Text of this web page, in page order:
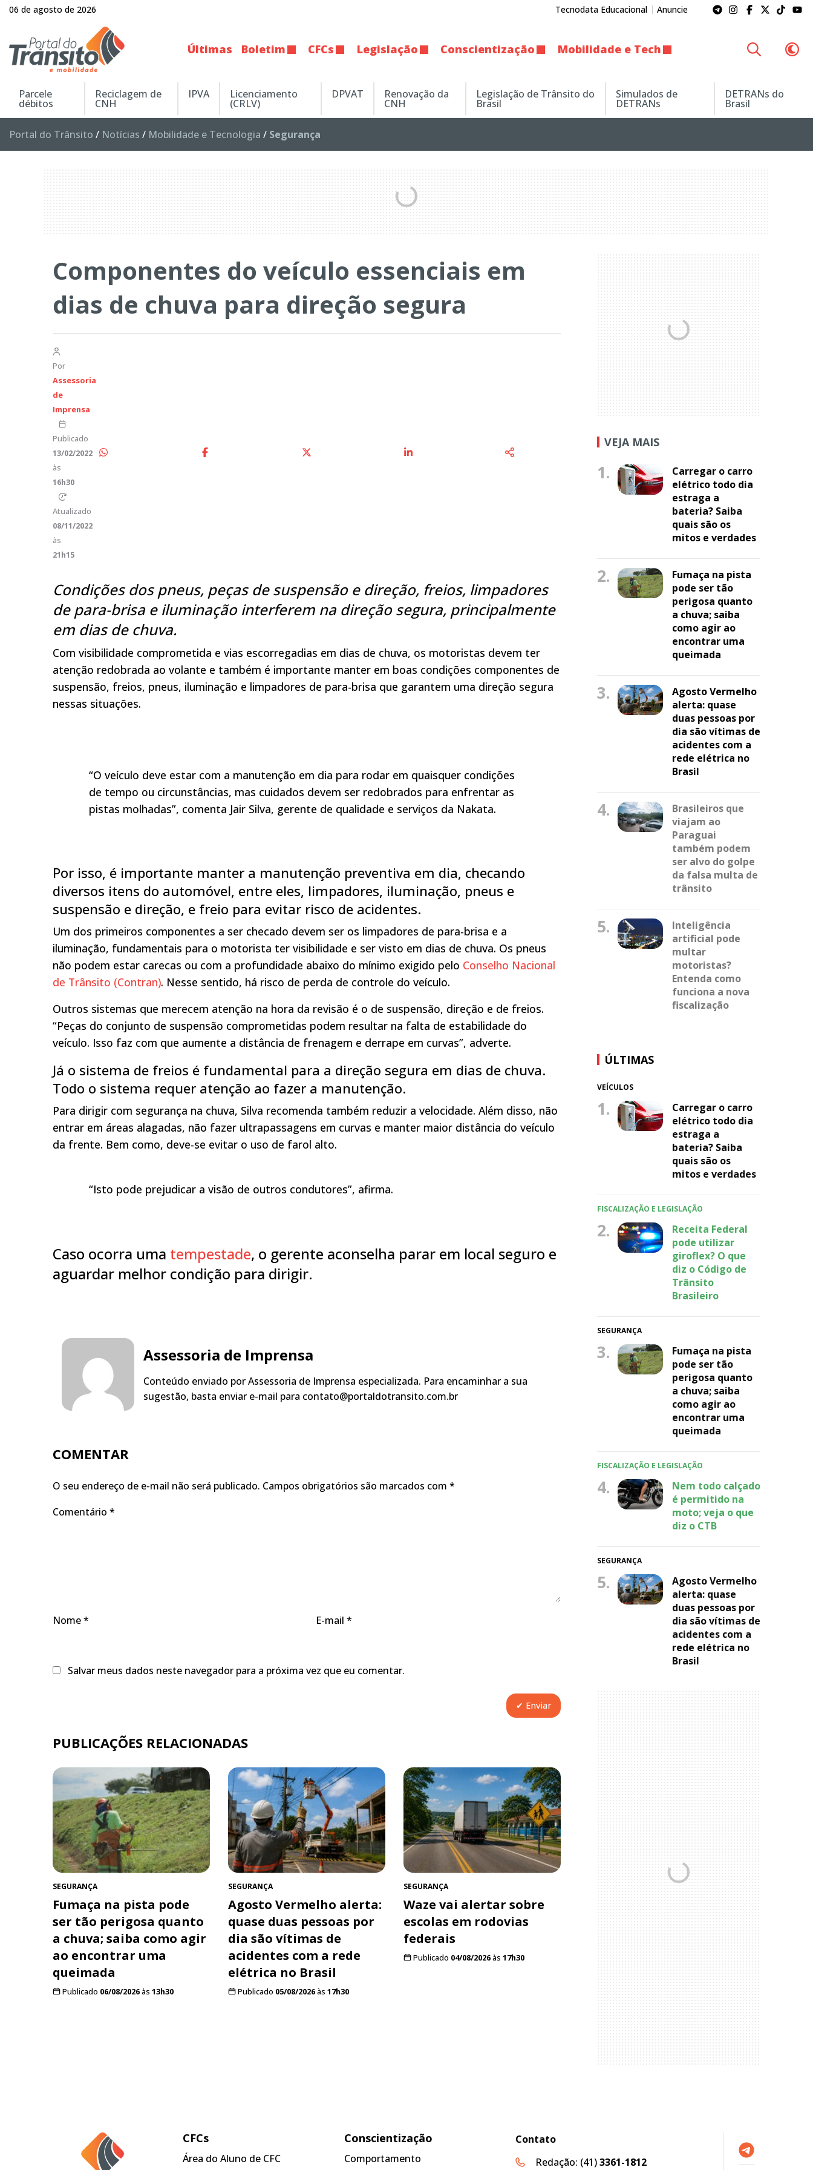
06 de agosto de 2026 Tecnodata Educacional Anuncie
Últimas Boletim CFCs Legislação Conscientização Mobilidade e Tech
Parcele
débitos
Reciclagem de
CNH
IPVA Licenciamento
(CRLV)
DPVAT Renovação da
CNH
Legislação de Trânsito do
Brasil
Simulados de
DETRANs
DETRANs do
Brasil
Portal do Trânsito / Notícias / Mobilidade e Tecnologia / Segurança
Componentes do veículo essenciais em
dias de chuva para direção segura
Por
Assessoria
de
Imprensa
Publicado
13/02/2022
às
16h30
Atualizado
08/11/2022
às
21h15
Condições dos pneus, peças de suspensão e direção, freios, limpadores
de para-brisa e iluminação interferem na direção segura, principalmente
em dias de chuva.
Com visibilidade comprometida e vias escorregadias em dias de chuva, os motoristas devem ter
atenção redobrada ao volante e também é importante manter em boas condições componentes de
suspensão, freios, pneus, iluminação e limpadores de para-brisa que garantem uma direção segura
nessas situações.
“O veículo deve estar com a manutenção em dia para rodar em quaisquer condições
de tempo ou circunstâncias, mas cuidados devem ser redobrados para enfrentar as
pistas molhadas”, comenta Jair Silva, gerente de qualidade e serviços da Nakata.
Por isso, é importante manter a manutenção preventiva em dia, checando
diversos itens do automóvel, entre eles, limpadores, iluminação, pneus e
suspensão e direção, e freio para evitar risco de acidentes.
Um dos primeiros componentes a ser checado devem ser os limpadores de para-brisa e a
iluminação, fundamentais para o motorista ter visibilidade e ser visto em dias de chuva. Os pneus
não podem estar carecas ou com a profundidade abaixo do mínimo exigido pelo Conselho Nacional
de Trânsito (Contran). Nesse sentido, há risco de perda de controle do veículo.
Outros sistemas que merecem atenção na hora da revisão é o de suspensão, direção e de freios.
“Peças do conjunto de suspensão comprometidas podem resultar na falta de estabilidade do
veículo. Isso faz com que aumente a distância de frenagem e derrape em curvas”, adverte.
Já o sistema de freios é fundamental para a direção segura em dias de chuva.
Todo o sistema requer atenção ao fazer a manutenção.
Para dirigir com segurança na chuva, Silva recomenda também reduzir a velocidade. Além disso, não
entrar em áreas alagadas, não fazer ultrapassagens em curvas e manter maior distância do veículo
da frente. Bem como, deve-se evitar o uso de farol alto.
“Isto pode prejudicar a visão de outros condutores”, afirma.
Caso ocorra uma tempestade, o gerente aconselha parar em local seguro e
aguardar melhor condição para dirigir.
Assessoria de Imprensa
Conteúdo enviado por Assessoria de Imprensa especializada. Para encaminhar a sua
sugestão, basta enviar e-mail para contato@portaldotransito.com.br
COMENTAR
O seu endereço de e-mail não será publicado. Campos obrigatórios são marcados com *
Comentário *
Nome* E-mail *
Salvar meus dados neste navegador para a próxima vez que eu comentar.
PUBLICAÇÕES RELACIONADAS
SEGURANÇA
Fumaça na pista pode
ser tão perigosa quanto
a chuva; saiba como agir
ao encontrar uma
queimada
Publicado 06/08/2026às 13h30
SEGURANÇA
Agosto Vermelho alerta:
quase duas pessoas por
dia são vítimas de
acidentes com a rede
elétrica no Brasil
Publicado 05/08/2026às 17h30
SEGURANÇA
Waze vai alertar sobre
escolas em rodovias
federais
Publicado 04/08/2026às 17h30
VEJA MAIS
1.
Carregar o carro
elétrico todo dia
estraga a
bateria? Saiba
quais são os
mitos e verdades
2.
Fumaça na pista
pode ser tão
perigosa quanto
a chuva; saiba
como agir ao
encontrar uma
queimada
3.
Agosto Vermelho
alerta: quase
duas pessoas por
dia são vítimas de
acidentes com a
rede elétrica no
Brasil
4.
Brasileiros que
viajam ao
Paraguai
também podem
ser alvo do golpe
da falsa multa de
trânsito
5.
Inteligência
artificial pode
multar
motoristas?
Entenda como
funciona a nova
fiscalização
ÚLTIMAS
VEÍCULOS
1.
Carregar o carro
elétrico todo dia
estraga a
bateria? Saiba
quais são os
mitos e verdades
FISCALIZAÇÃO E LEGISLAÇÃO
2.
Receita Federal
pode utilizar
giroflex? O que
diz o Código de
Trânsito
Brasileiro
SEGURANÇA
3.
Fumaça na pista
pode ser tão
perigosa quanto
a chuva; saiba
como agir ao
encontrar uma
queimada
FISCALIZAÇÃO E LEGISLAÇÃO
4.
Nem todo calçado
é permitido na
moto; veja o que
diz o CTB
SEGURANÇA
5.
Agosto Vermelho
alerta: quase
duas pessoas por
dia são vítimas de
acidentes com a
rede elétrica no
Brasil
CFCs
Área do Aluno de CFC
Conscientização
Comportamento
Contato
Redação: (41)3361-1812